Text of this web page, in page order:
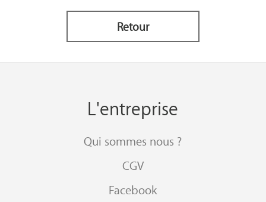
Retour
L'entreprise
Qui sommes nous ?
CGV
Facebook